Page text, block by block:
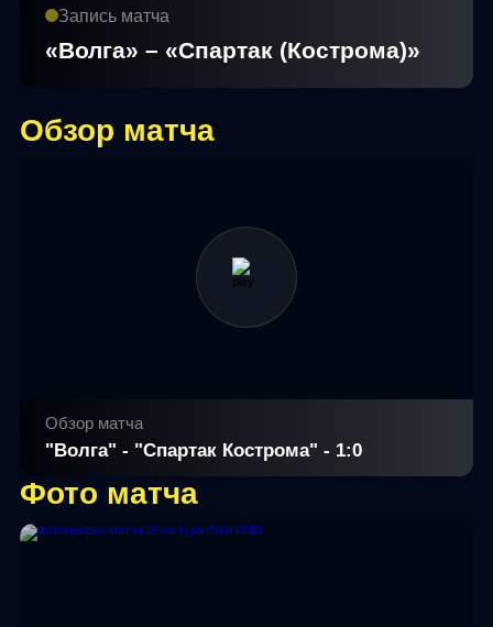
Запись матча
«Волга» – «Спартак (Кострома)»
Обзор матча
Обзор матча
"Волга" - "Спартак Кострома" - 1:0
Фото матча